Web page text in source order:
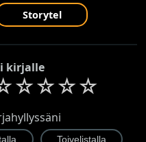
Storytel
kirjalle
☆☆☆☆